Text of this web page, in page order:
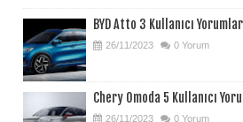
BYD Atto 3 Kullanıcı
26/11/2023 0 Yorum
Chery Omoda 5 Kullanıcı
26/11/2023 0 Yorum